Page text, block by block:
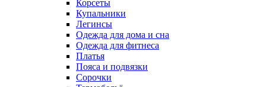
Корсеты
Купальники
Легинсы
Одежда для дома и сна
Одежда для фитнеса
Платья
Пояса и подвязки
Сорочки